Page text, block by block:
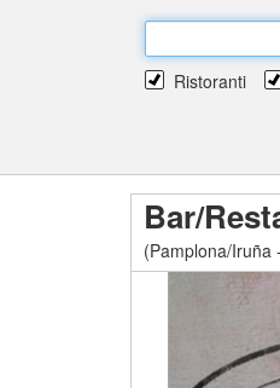
Ristoranti
Bar/
(Pamplona/Iruña